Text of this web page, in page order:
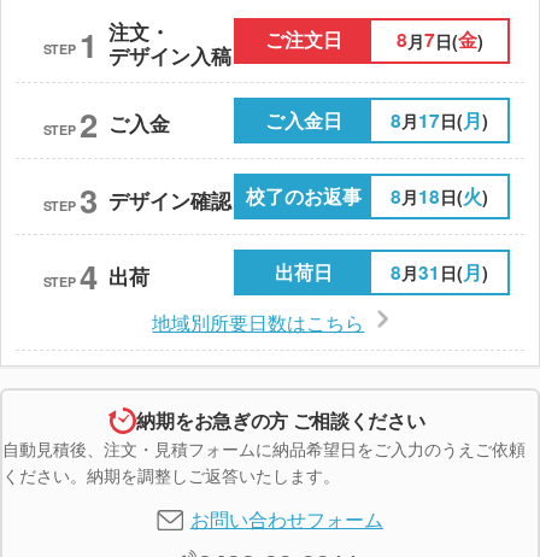
STEP 1 注文・
デザイン入稿
ご注文日 8 月7日(金)
STEP 2 ご入金 ご入金日 8月17日(月)
STEP 3 デザイン確認 校了のお返事 8月18日(火)
STEP 4 出荷 出荷日 8月31 日(月)
地域別所要日数はこちら
納期をお急ぎの方 ご相談ください
自動見積後、注文・見積フォームに納品希望日をご入力のうえご依頼
ください。納期を調整しご返答いたします。
お問い合わせフォーム